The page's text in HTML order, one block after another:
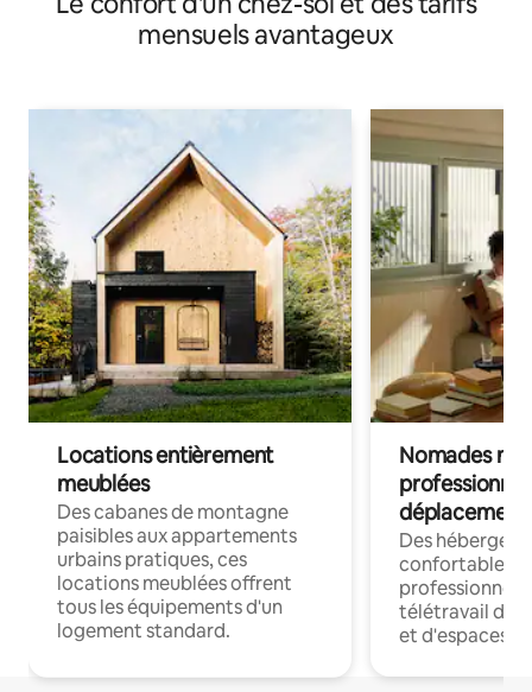
mensuels avantageux
Locations entièrement
meublées
Des cabanes de montagne
paisibles aux appartements
urbains pratiques, ces
locations meublées offrent
tous les équipements d'un
logement standard.
Nomades
déplacement
Des
confortables
professionnels
télétravail
et d'espaces